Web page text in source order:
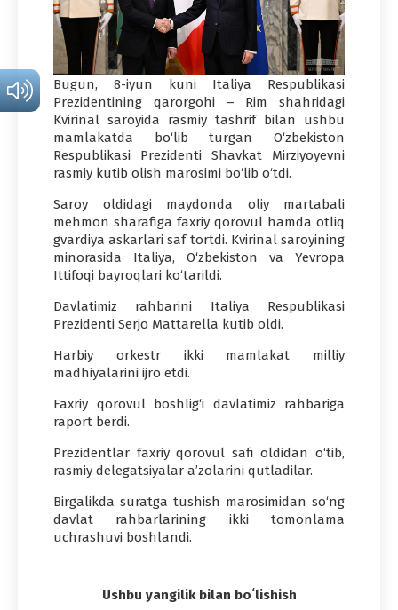
Bugun, 8-iyun kuni Italiya Respublikasi
Prezidentining qarorgohi – Rim shahridagi
Kvirinal saroyida rasmiy tashrif bilan ushbu
mamlakatda bo‘lib turgan O‘zbekiston
Respublikasi Prezidenti Shavkat Mirziyoyevni
rasmiy kutib olish marosimi bo‘lib o‘tdi.
Saroy oldidagi maydonda oliy martabali
mehmon sharafiga faxriy qorovul hamda otliq
gvardiya askarlari saf tortdi. Kvirinal saroyining
minorasida Italiya, O‘zbekiston va Yevropa
Ittifoqi bayroqlari ko‘tarildi.
Davlatimiz rahbarini Italiya Respublikasi
Prezidenti Serjo Mattarella kutib oldi.
Harbiy orkestr ikki mamlakat milliy
madhiyalarini ijro etdi.
Faxriy qorovul boshlig‘i davlatimiz rahbariga
raport berdi.
Prezidentlar faxriy qorovul safi oldidan o‘tib,
rasmiy delegatsiyalar a’zolarini qutladilar.
Birgalikda suratga tushish marosimidan so‘ng
davlat rahbarlarining ikki tomonlama
uchrashuvi boshlandi.
Ushbu yangilik bilan boʻlishish